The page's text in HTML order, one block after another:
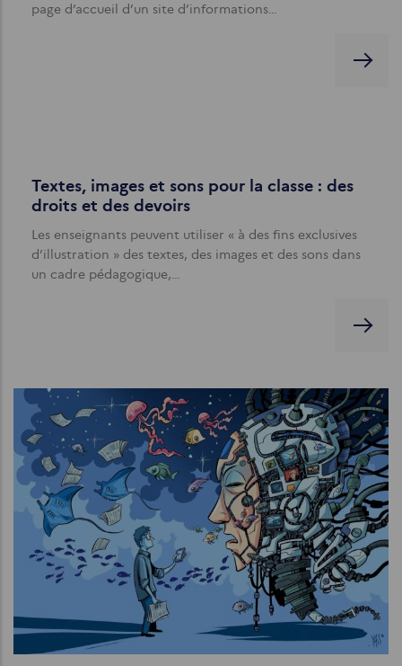
page d’accueil d’un site d’informations…
Textes, images et sons pour la classe : des
droits et des devoirs
Les enseignants peuvent utiliser « à des fins exclusives
d’illustration » des textes, des images et des sons dans
un cadre pédagogique,…